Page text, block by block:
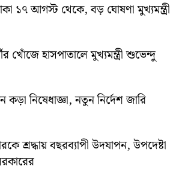
১৭ আগস্ট থেকে, বড় ঘোষণা মুখ্যমন্ত্রী
খোঁজে হাসপাতালে মুখ্যমন্ত্রী শুভেন্দু
নিষেধাজ্ঞা, নতুন নির্দেশ জারি
শ্রদ্ধায় বছরব্যাপী উদযাপন, উপদেষ্টা